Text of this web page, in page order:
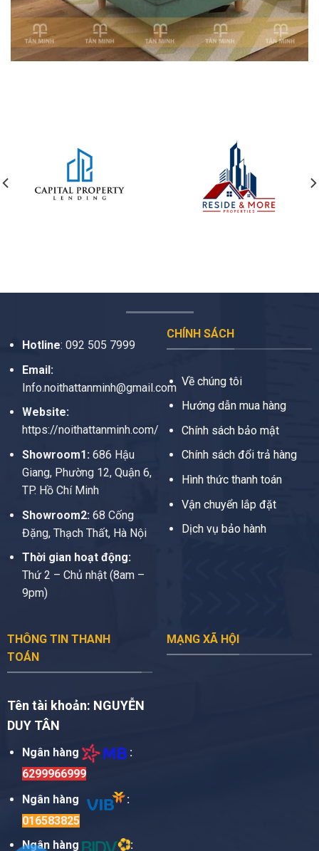
Hotline: 092 505 7999
Email:
Info.noithattanminh@gmail.com
Website:
https://noithattanminh.com/
Showroom1: 686 Hậu
Giang, Phường 12, Quận 6,
TP. Hồ Chí Minh
Showroom2: 68 Cống
Đặng, Thạch Thất, Hà Nội
Thời gian hoạt động:
Thứ 2 – Chủ nhật (8am –
9pm)
CHÍNH SÁCH
Về chúng tôi
Hướng dẫn mua hàng
Chính sách bảo mật
Chính sách đổi trả hàng
Hình thức thanh toán
Vận chuyển lắp đặt
Dịch vụ bảo hành
THÔNG TIN THANH
TOÁN
Tên tài khoản: NGUYỄN
DUY TÂN
Ngân hàng
:
6299966999
Ngân hàng
:
016583825
Ngân hàng
:
MẠNG XÃ HỘI